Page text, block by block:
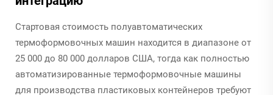
Стартовая стоимость полуавтоматических
термоформовочных машин находится в диапазоне от
25 000 до 80 000 долларов США, тогда как полностью
автоматизированные термоформовочные машины
для производства пластиковых контейнеров требуют